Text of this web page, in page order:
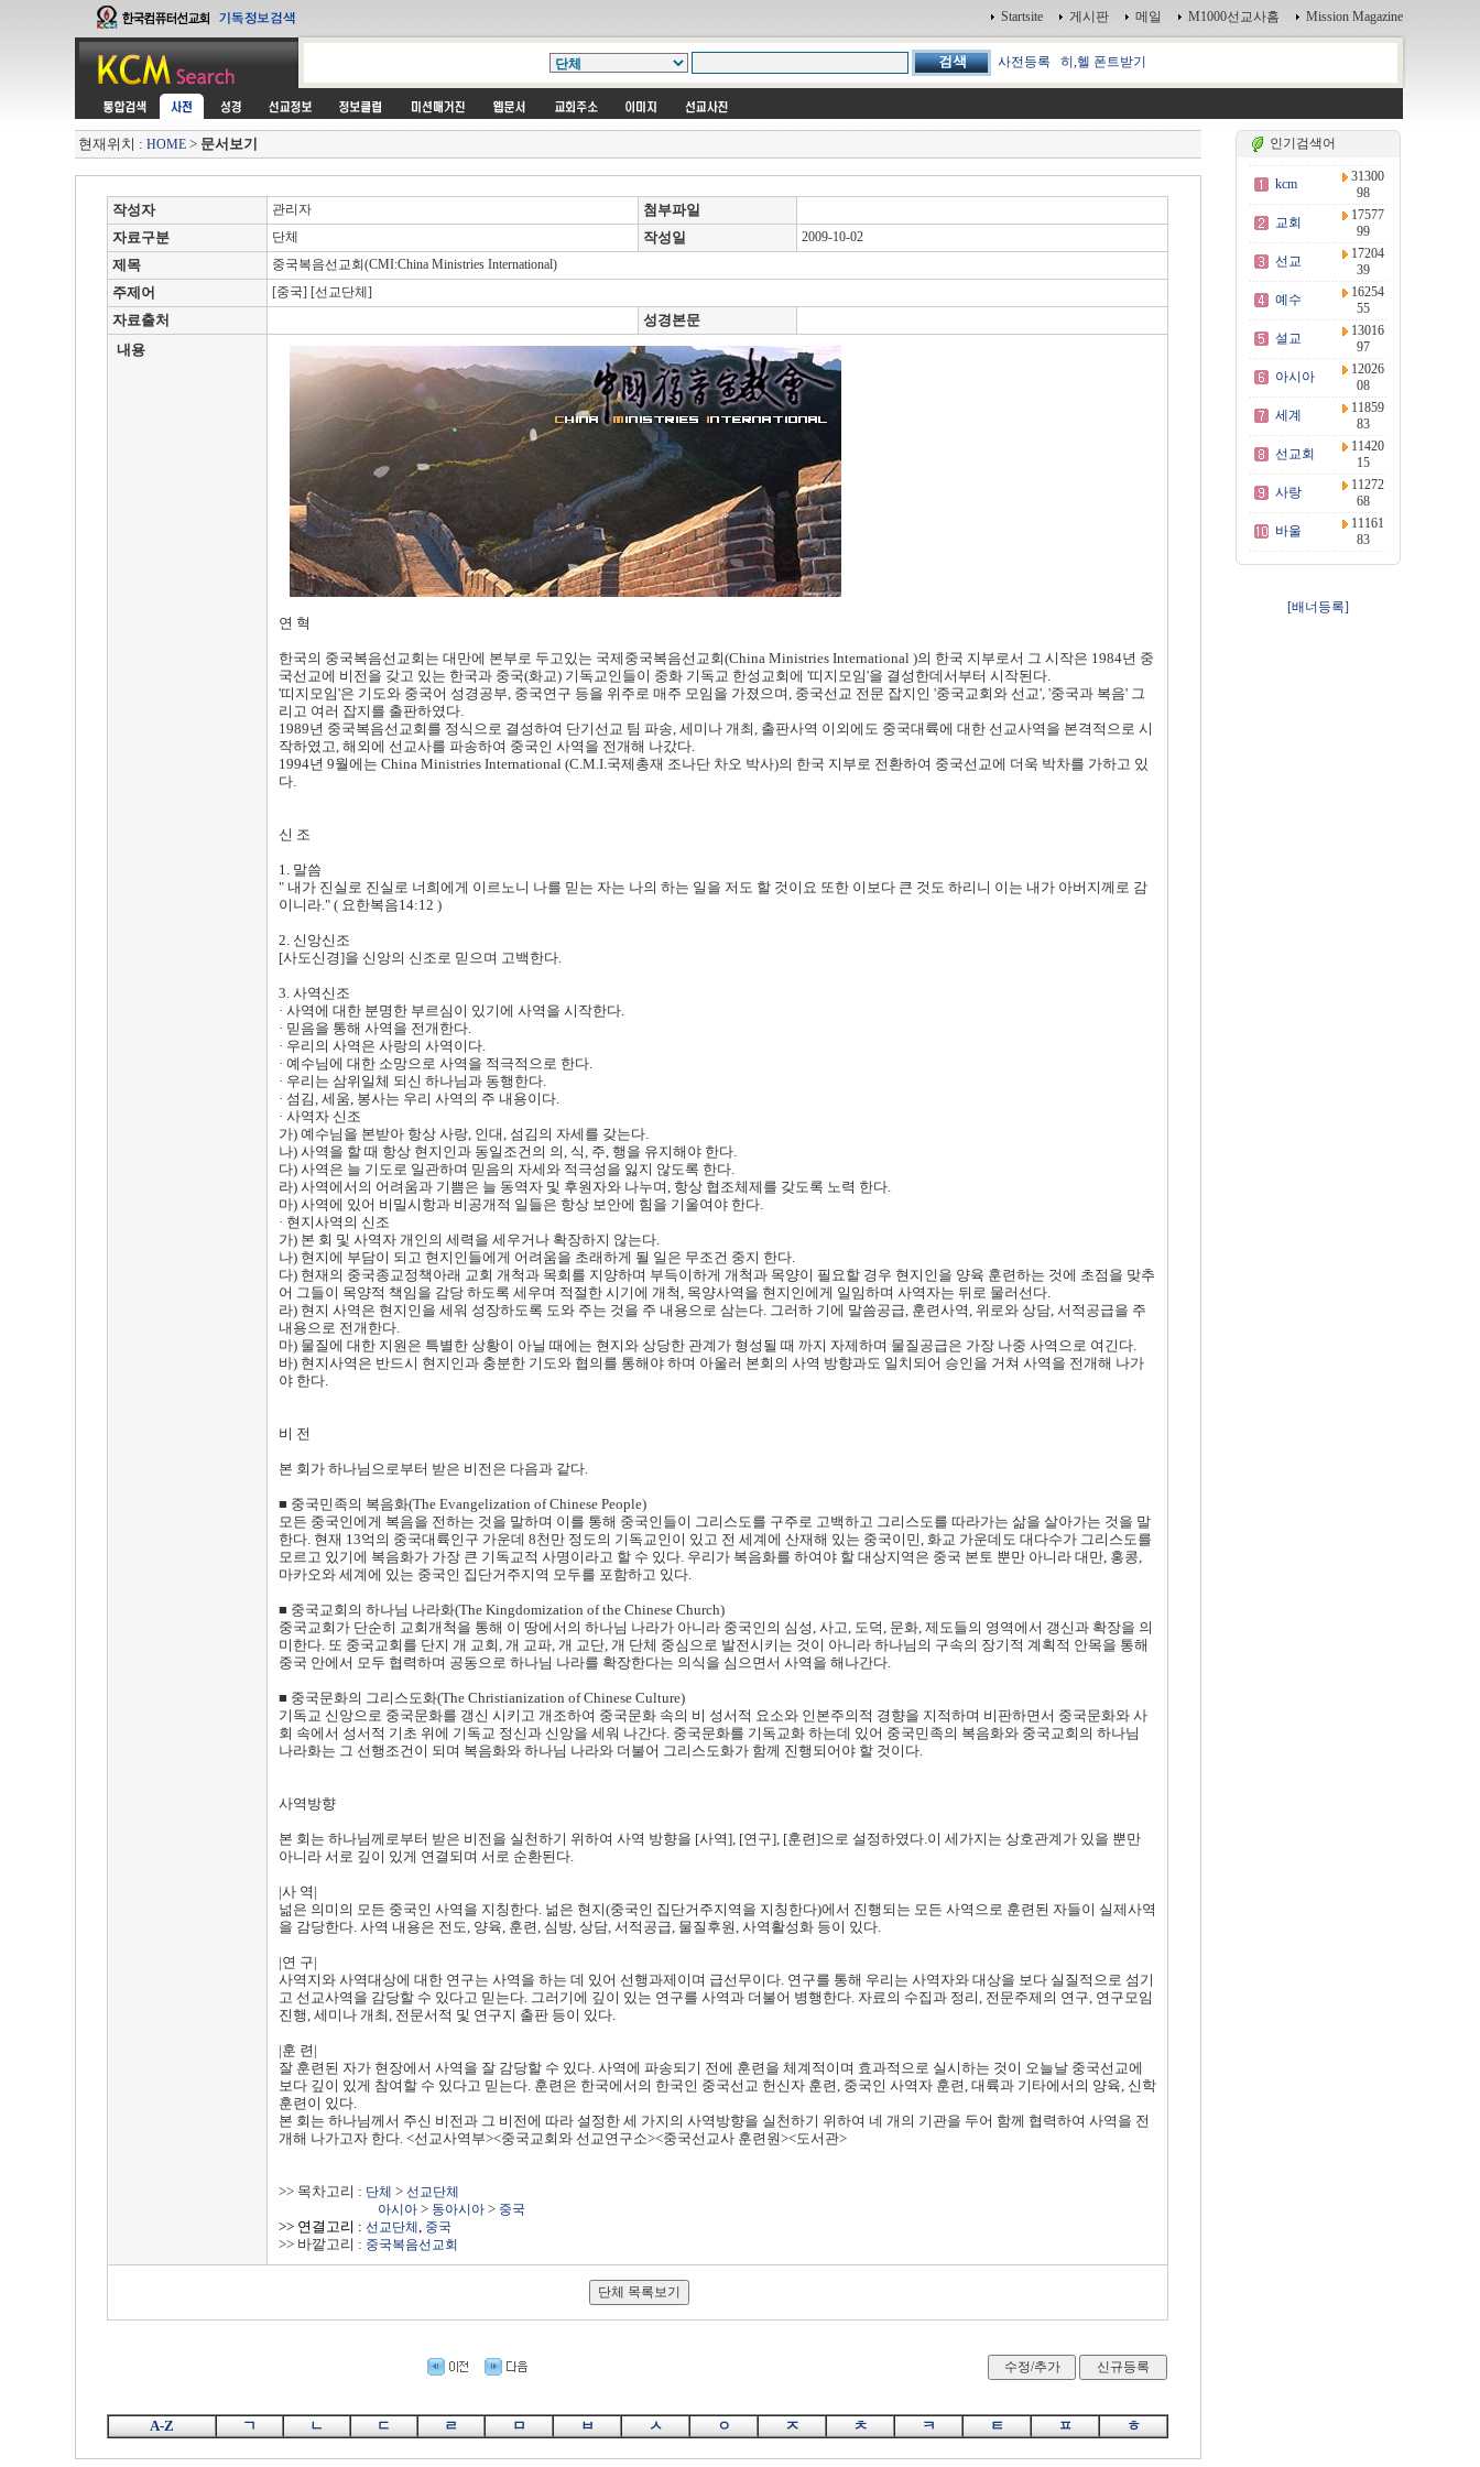
Startsite 게시판 메일 M1000선교사홈 Mission Magazine
사전등록 히,헬 폰트받기
현재위치 : HOME> 문서보기
작성자 관리자
첨부파일
자료구분
단체 작성일 2009-10-02
제목 중국복음선교회(CMI:China Ministries International)
주제어 [중국] [선교단체]
자료출처
성경본문
내용
연 혁
한국의 중국복음선교회는 대만에 본부로 두고있는 국제중국복음선교회(China Ministries International )의 한국 지부로서 그 시작은 1984년 중
국선교에 비전을 갖고 있는 한국과 중국(화교) 기독교인들이 중화 기독교 한성교회에 '띠지모임'을 결성한데서부터 시작된다.
'띠지모임'은 기도와 중국어 성경공부, 중국연구 등을 위주로 매주 모임을 가졌으며, 중국선교 전문 잡지인 '중국교회와 선교', '중국과 복음' 그
리고 여러 잡지를 출판하였다.
1989년 중국복음선교회를 정식으로 결성하여 단기선교 팀 파송, 세미나 개최, 출판사역 이외에도 중국대륙에 대한 선교사역을 본격적으로 시
작하였고, 해외에 선교사를 파송하여 중국인 사역을 전개해 나갔다.
1994년 9월에는 China Ministries International (C.M.I.국제총재 조나단 차오 박사)의 한국 지부로 전환하여 중국선교에 더욱 박차를 가하고 있
다.
신 조
1. 말씀
" 내가 진실로 진실로 너희에게 이르노니 나를 믿는 자는 나의 하는 일을 저도 할 것이요 또한 이보다 큰 것도 하리니 이는 내가 아버지께로 감
이니라." ( 요한복음14:12 )
2. 신앙신조
[사도신경]을 신앙의 신조로 믿으며 고백한다.
3. 사역신조
· 사역에 대한 분명한 부르심이 있기에 사역을 시작한다.
· 믿음을 통해 사역을 전개한다.
· 우리의 사역은 사랑의 사역이다.
· 예수님에 대한 소망으로 사역을 적극적으로 한다.
· 우리는 삼위일체 되신 하나님과 동행한다.
· 섬김, 세움, 봉사는 우리 사역의 주 내용이다.
· 사역자 신조
가) 예수님을 본받아 항상 사랑, 인대, 섬김의 자세를 갖는다.
나) 사역을 할 때 항상 현지인과 동일조건의 의, 식, 주, 행을 유지해야 한다.
다) 사역은 늘 기도로 일관하며 믿음의 자세와 적극성을 잃지 않도록 한다.
라) 사역에서의 어려움과 기쁨은 늘 동역자 및 후원자와 나누며, 항상 협조체제를 갖도록 노력 한다.
마) 사역에 있어 비밀시항과 비공개적 일들은 항상 보안에 힘을 기울여야 한다.
· 현지사역의 신조
가) 본 회 및 사역자 개인의 세력을 세우거나 확장하지 않는다.
나) 현지에 부담이 되고 현지인들에게 어려움을 초래하게 될 일은 무조건 중지 한다.
다) 현재의 중국종교정책아래 교회 개척과 목회를 지양하며 부득이하게 개척과 목양이 필요할 경우 현지인을 양육 훈련하는 것에 초점을 맞추
어 그들이 목양적 책임을 감당 하도록 세우며 적절한 시기에 개척, 목양사역을 현지인에게 일임하며 사역자는 뒤로 물러선다.
라) 현지 사역은 현지인을 세워 성장하도록 도와 주는 것을 주 내용으로 삼는다. 그러하 기에 말씀공급, 훈련사역, 위로와 상담, 서적공급을 주
내용으로 전개한다.
마) 물질에 대한 지원은 특별한 상황이 아닐 때에는 현지와 상당한 관계가 형성될 때 까지 자제하며 물질공급은 가장 나중 사역으로 여긴다.
바) 현지사역은 반드시 현지인과 충분한 기도와 협의를 통해야 하며 아울러 본회의 사역 방향과도 일치되어 승인을 거쳐 사역을 전개해 나가
야 한다.
비 전
본 회가 하나님으로부터 받은 비전은 다음과 같다.
■ 중국민족의 복음화(The Evangelization of Chinese People)
모든 중국인에게 복음을 전하는 것을 말하며 이를 통해 중국인들이 그리스도를 구주로 고백하고 그리스도를 따라가는 삶을 살아가는 것을 말
한다. 현재 13억의 중국대륙인구 가운데 8천만 정도의 기독교인이 있고 전 세계에 산재해 있는 중국이민, 화교 가운데도 대다수가 그리스도를
모르고 있기에 복음화가 가장 큰 기독교적 사명이라고 할 수 있다. 우리가 복음화를 하여야 할 대상지역은 중국 본토 뿐만 아니라 대만, 홍콩,
마카오와 세계에 있는 중국인 집단거주지역 모두를 포함하고 있다.
■ 중국교회의 하나님 나라화(The Kingdomization of the Chinese Church)
중국교회가 단순히 교회개척을 통해 이 땅에서의 하나님 나라가 아니라 중국인의 심성, 사고, 도덕, 문화, 제도들의 영역에서 갱신과 확장을 의
미한다. 또 중국교회를 단지 개 교회, 개 교파, 개 교단, 개 단체 중심으로 발전시키는 것이 아니라 하나님의 구속의 장기적 계획적 안목을 통해
중국 안에서 모두 협력하며 공동으로 하나님 나라를 확장한다는 의식을 심으면서 사역을 해나간다.
■ 중국문화의 그리스도화(The Christianization of Chinese Culture)
기독교 신앙으로 중국문화를 갱신 시키고 개조하여 중국문화 속의 비 성서적 요소와 인본주의적 경향을 지적하며 비판하면서 중국문화와 사
회 속에서 성서적 기초 위에 기독교 정신과 신앙을 세워 나간다. 중국문화를 기독교화 하는데 있어 중국민족의 복음화와 중국교회의 하나님
나라화는 그 선행조건이 되며 복음화와 하나님 나라와 더불어 그리스도화가 함께 진행되어야 할 것이다.
사역방향
본 회는 하나님께로부터 받은 비전을 실천하기 위하여 사역 방향을 [사역], [연구], [훈련]으로 설정하였다.이 세가지는 상호관계가 있을 뿐만
아니라 서로 깊이 있게 연결되며 서로 순환된다.
|사 역|
넒은 의미의 모든 중국인 사역을 지칭한다. 넒은 현지(중국인 집단거주지역을 지칭한다)에서 진행되는 모든 사역으로 훈련된 자들이 실제사역
을 감당한다. 사역 내용은 전도, 양육, 훈련, 심방, 상담, 서적공급, 물질후원, 사역활성화 등이 있다.
|연 구|
사역지와 사역대상에 대한 연구는 사역을 하는 데 있어 선행과제이며 급선무이다. 연구를 통해 우리는 사역자와 대상을 보다 실질적으로 섬기
고 선교사역을 감당할 수 있다고 믿는다. 그러기에 깊이 있는 연구를 사역과 더불어 병행한다. 자료의 수집과 정리, 전문주제의 연구, 연구모임
진행, 세미나 개최, 전문서적 및 연구지 출판 등이 있다.
|훈 련|
잘 훈련된 자가 현장에서 사역을 잘 감당할 수 있다. 사역에 파송되기 전에 훈련을 체계적이며 효과적으로 실시하는 것이 오늘날 중국선교에
보다 깊이 있게 참여할 수 있다고 믿는다. 훈련은 한국에서의 한국인 중국선교 헌신자 훈련, 중국인 사역자 훈련, 대륙과 기타에서의 양육, 신학
훈련이 있다.
본 회는 하나님께서 주신 비전과 그 비전에 따라 설정한 세 가지의 사역방향을 실천하기 위하여 네 개의 기관을 두어 함께 협력하여 사역을 전
개해 나가고자 한다. <선교사역부><중국교회와 선교연구소><중국선교사 훈련원><도서관>
>> 목차고리 : 단체 > 선교단체
아시아 > 동아시아 > 중국
>> 연결고리 : 선교단체 , 중국
>> 바깥고리 : 중국복음선교회
A-Z ㄱ ㄴ ㄷ ㄹ ㅁ ㅂ ㅅ ㅇ ㅈ ㅊ ㅋ ㅌ ㅍ ㅎ
인기검색어
kcm
31300
98
교회
17577
99
선교
17204
39
예수
16254
55
설교
13016
97
아시아
12026
08
세계
11859
83
선교회
11420
15
사랑
11272
68
바울
11161
83
[배너등록]